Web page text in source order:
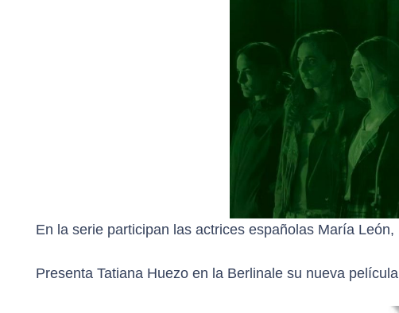
En la serie participan las actrices españolas María
Presenta Tatiana Huezo en la Berlinale su nueva